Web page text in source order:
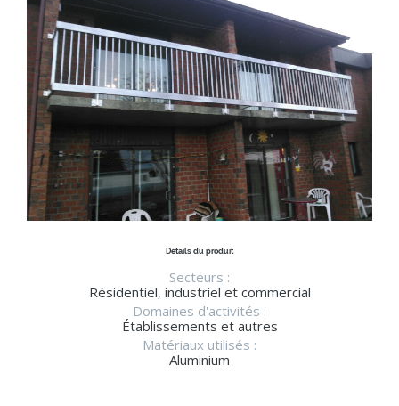
Détails du produit
Secteurs :
Résidentiel, industriel et commercial
Domaines d'activités :
Établissements et autres
Matériaux utilisés :
Aluminium